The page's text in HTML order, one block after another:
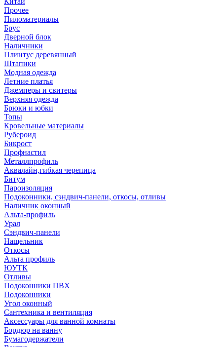
Прочее
Пиломатериалы
Брус
Дверной блок
Наличники
Плинтус деревянный
Штапики
Модная одежда
Летние платья
Джемперы и свитеры
Верхняя одежда
Брюки и юбки
Топы
Кровельные материалы
Рубероид
Бикрост
Профнастил
Металлпрофиль
Аквалайн,гибкая черепица
Битум
Пароизоляция
Подоконники, сэндвич-панели, откосы, отливы
Наличник оконный
Альта-профиль
Урал
Сэндвич-панели
Нащельник
Откосы
Альта профиль
ЮУТК
Отливы
Подоконники ПВХ
Подоконники
Угол оконный
Сантехника и вентиляция
Аксессуары для ванной комнаты
Бордюр на ванну
Бумагодержатели